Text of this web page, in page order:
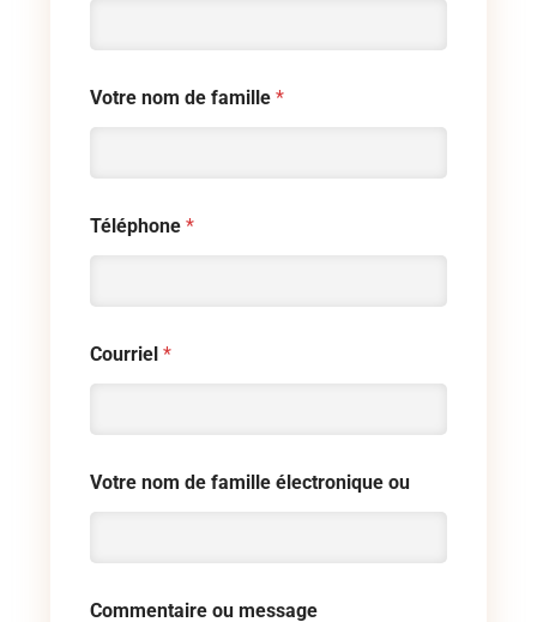
Votre nom de famille *
Téléphone *
Courriel *
Votre nom de famille électronique ou
Commentaire ou message